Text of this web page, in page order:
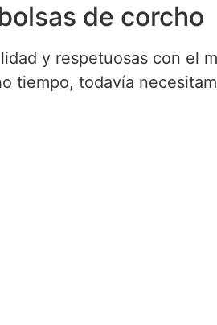
de corcho
y respetuosas con el
tiempo, todavía